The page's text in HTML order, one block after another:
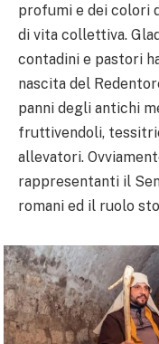
profumi e dei colori
di vita collettiva.
contadini e pastori
nascita del
panni degli antichi
fruttivendoli,
allevatori.
rappresentanti il
romani ed il ruolo